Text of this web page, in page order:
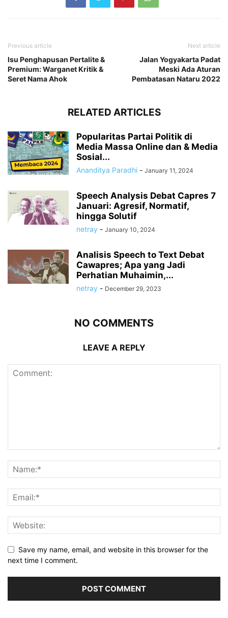
Previous article
Isu Penghapusan Pertalite &
Premium: Warganet Kritik &
Seret Nama Ahok
Next article
Jalan Yogyakarta Padat
Meski Ada Aturan
Pembatasan Nataru 2022
RELATED ARTICLES
Popularitas Partai Politik di
Media Massa Online dan & Media
Sosial...
Ananditya Paradhi - January 11, 2024
Speech Analysis Debat Capres 7
Januari: Agresif, Normatif,
hingga Solutif
netray - January 10, 2024
Analisis Speech to Text Debat
Cawapres; Apa yang Jadi
Perhatian Muhaimin,...
netray - December 29, 2023
NO COMMENTS
LEAVE A REPLY
Save my name, email, and website in this browser for the
next time I comment.